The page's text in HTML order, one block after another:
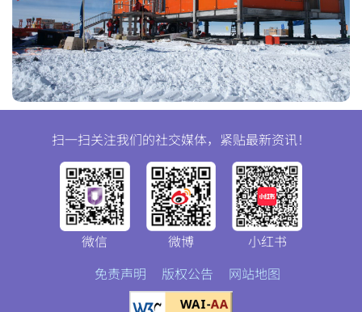
免责声明 版权公告 网站地图
扫一扫关注我们的社交媒体，紧贴最新资讯！
微信 微博 小红书